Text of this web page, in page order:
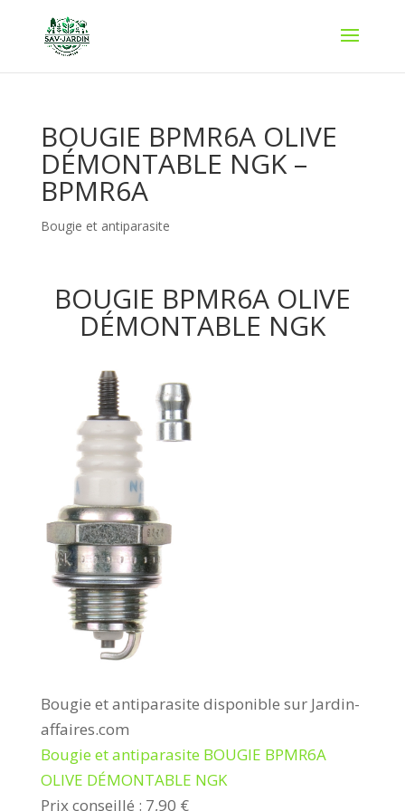
BOUGIE BPMR6A OLIVE
DÉMONTABLE NGK –
BPMR6A
Bougie et antiparasite
BOUGIE BPMR6A OLIVE
DÉMONTABLE NGK
Bougie et antiparasite disponible sur Jardin-
affaires.com
Bougie et antiparasite BOUGIE BPMR6A
OLIVE DÉMONTABLE NGK
Prix conseillé : 7,90 €